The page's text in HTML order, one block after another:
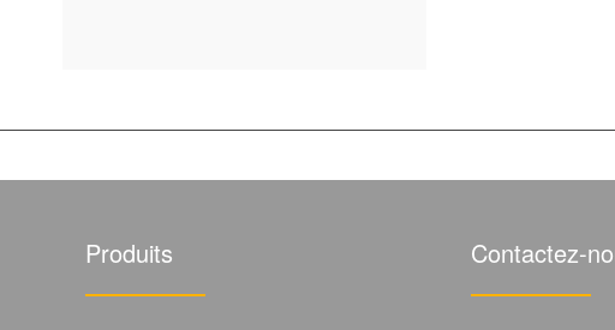
Produits Contactez-